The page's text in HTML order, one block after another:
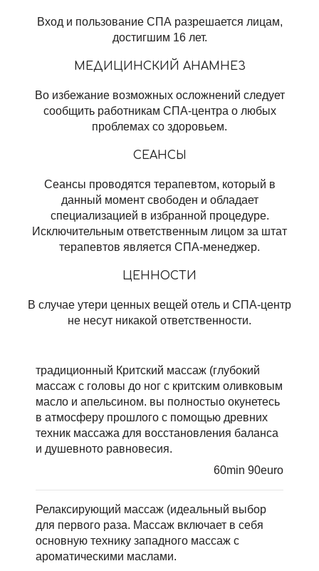
Вход и пользование СПА разрешается лицам,
достигшим 16 лет.
МЕДИЦИНСКИЙ АНАМНЕЗ
Во избежание возможных осложнений следует
сообщить работникам СПА-центра о любых
проблемах со здоровьем.
СЕАНСЫ
Сеансы проводятся терапевтом, который в
данный момент свободен и обладает
специализацией в избранной процедуре.
Исключительным ответственным лицом за штат
терапевтов является СПА-менеджер.
ЦЕННОСТИ
В случае утери ценных вещей отель и СПА-центр
не несут никакой ответственности.
традиционный Критский массаж (глубокий
массаж с головы до ног c критским оливковым
масло и апельсином. вы полностыо окунетесь
в атмосферу прошлого с помощью древних
техник массажа для восстановления баланса
и душевното равновесия.
60min 90euro
Релаксирующий массаж (идеальный выбор
для первого раза. Массаж включает в себя
основную технику западного массаж с
ароматическими маслами.